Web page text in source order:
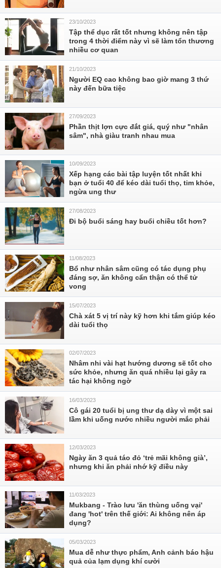
23/10/2023
Tập thể dục rất tốt nhưng không nên tập
trong 4 thời điểm này vì sẽ làm tổn thương
nhiều cơ quan
21/10/2023
Người EQ cao không bao giờ mang 3 thứ
này đến bữa tiệc
27/09/2023
Phần thịt lợn cực đắt giá, quý như "nhân
sâm", nhà giàu tranh nhau mua
10/09/2023
Xếp hạng các bài tập luyện tốt nhất khi
bạn ở tuổi 40 để kéo dài tuổi thọ, tim khỏe,
ngừa ung thư
27/08/2023
Đi bộ buổi sáng hay buổi chiều tốt hơn?
11/08/2023
Bổ như nhân sâm cũng có tác dụng phụ
đáng sợ, ăn không cẩn thận có thể tử
vong
15/07/2023
Chà xát 5 vị trí này kỹ hơn khi tắm giúp kéo
dài tuổi thọ
02/07/2023
Nhâm nhi vài hạt hướng dương sẽ tốt cho
sức khỏe, nhưng ăn quá nhiều lại gây ra
tác hại không ngờ
16/03/2023
Cô gái 20 tuổi bị ung thư dạ dày vì một sai
lầm khi uống nước nhiều người mắc phải
12/03/2023
Ngày ăn 3 quả táo đỏ ‘trẻ mãi không già’,
nhưng khi ăn phải nhớ kỹ điều này
11/03/2023
Mukbang - Trào lưu 'ăn thùng uống vại'
đang 'hot' trên thế giới: Ai không nên áp
dụng?
05/03/2023
Mua dễ như thực phẩm, Anh cảnh báo hậu
quả của lạm dụng khí cười